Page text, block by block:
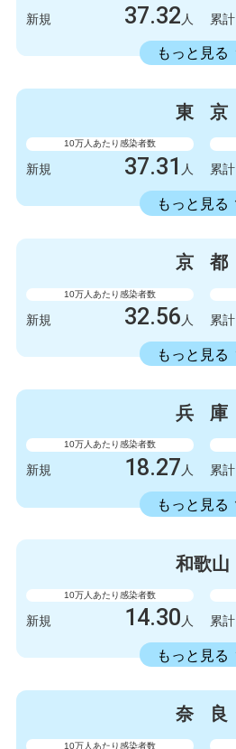
新規 37.32 人 累計
もっと見る
23598.73人
3300人 新規
2086723
東 京
10万人あたり感染者数
新規 37.31 人 累計
もっと見る
22429.74人
5247人 新規
京 都
10万人あたり感染者数
新規 32.56 人 累計
もっと見る
18413.86人
840人 新規
475063
兵 庫
10万人あたり感染者数
新規 18.27 人 累計
もっと見る
18353.34人
999人 新規
1003778
和歌山
10万人あたり感染者数
新規 14.30 人 累計
もっと見る
14336.11人
人 新規
奈 良
10万人あたり感染者数